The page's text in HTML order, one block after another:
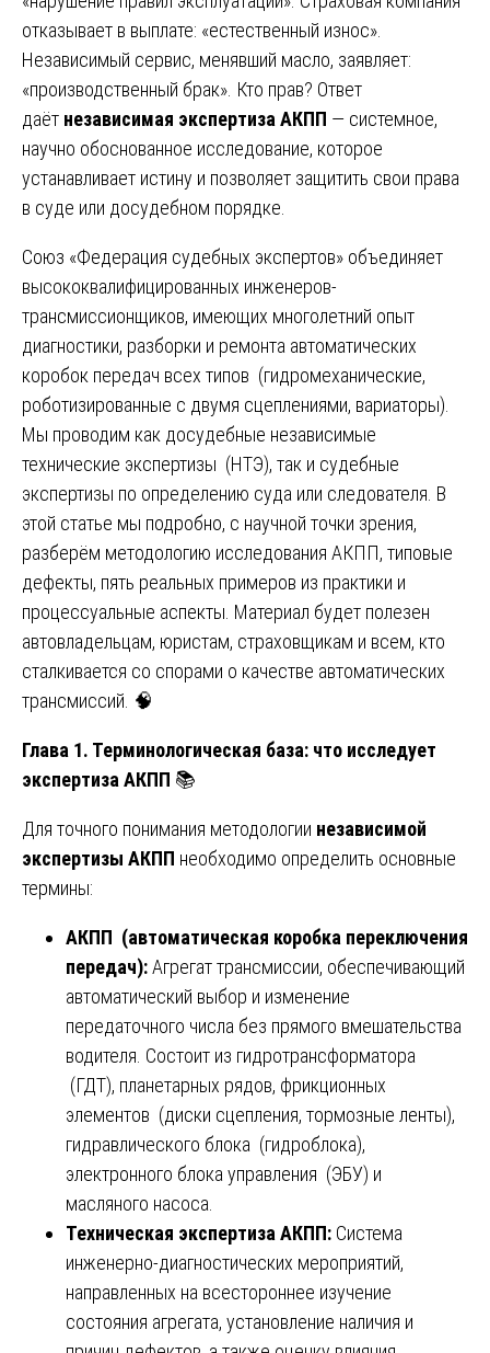
отказывает в выплате: «естественный износ».
Независимый сервис, менявший масло, заявляет:
«производственный брак». Кто прав? Ответ
даёт независимая экспертиза АКПП — системное,
научно обоснованное исследование, которое
устанавливает истину и позволяет защитить свои права
в суде или досудебном порядке.
Союз «Федерация судебных экспертов» объединяет
высококвалифицированных инженеров-
трансмиссионщиков, имеющих многолетний опыт
диагностики, разборки и ремонта автоматических
коробок передач всех типов (гидромеханические,
роботизированные с двумя сцеплениями, вариаторы).
Мы проводим как досудебные независимые
технические экспертизы (НТЭ), так и судебные
экспертизы по определению суда или следователя. В
этой статье мы подробно, с научной точки зрения,
разберём методологию исследования АКПП, типовые
дефекты, пять реальных примеров из практики и
процессуальные аспекты. Материал будет полезен
автовладельцам, юристам, страховщикам и всем, кто
сталкивается со спорами о качестве автоматических
трансмиссий. 🧠
Глава 1. Терминологическая база: что исследует
экспертиза АКПП 📚
Для точного понимания методологии независимой
экспертизы АКПП необходимо определить основные
термины:
АКПП (автоматическая коробка переключения
передач):Агрегат трансмиссии, обеспечивающий
автоматический выбор и изменение
передаточного числа без прямого вмешательства
водителя. Состоит из гидротрансформатора
(ГДТ), планетарных рядов, фрикционных
элементов (диски сцепления, тормозные ленты),
гидравлического блока (гидроблока),
электронного блока управления (ЭБУ) и
масляного насоса.
Техническая экспертиза АКПП: Система
инженерно-диагностических мероприятий,
направленных на всестороннее изучение
состояния агрегата, установление наличия и